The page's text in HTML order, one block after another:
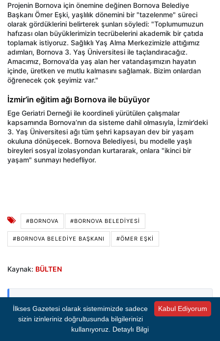
Projenin Bornova için önemine değinen Bornova Belediye
Başkanı Ömer Eşki, yaşlılık dönemini bir "tazelenme" süreci
olarak gördüklerini belirterek şunları söyledi: "Toplumumuzun
hafızası olan büyüklerimizin tecrübelerini akademik bir çatıda
toplamak istiyoruz. Sağlıklı Yaş Alma Merkezimizle attığımız
adımları, Bornova 3. Yaş Üniversitesi ile taçlandıracağız.
Amacımız, Bornova’da yaş alan her vatandaşımızın hayatın
içinde, üretken ve mutlu kalmasını sağlamak. Bizim onlardan
öğrenecek çok şeyimiz var."
İzmir’in eğitim ağı Bornova ile büyüyor
Ege Geriatri Derneği ile koordineli yürütülen çalışmalar
kapsamında Bornova’nın da sisteme dahil olmasıyla, İzmir’deki
3. Yaş Üniversitesi ağı tüm şehri kapsayan dev bir yaşam
okuluna dönüşecek. Bornova Belediyesi, bu modelle yaşlı
bireyleri sosyal izolasyondan kurtararak, onlara "ikinci bir
yaşam" sunmayı hedefliyor.
#BORNOVA #BORNOVA BELEDIYESI
#BORNOVA BELEDIYE BAŞKANI #ÖMER EŞKI
Kaynak: BÜLTEN
İlkses Gazetesi'nden sıcak gelişmeleri anında
öğrenmek için Google Haberler'de bizi takip edin!
Google News'te Abone Ol
Kabul Ediyorum
İlkses Gazetesi olarak sistemimizde sadece
sizin izinleriniz doğrultusunda bilgilerinizi
kullanıyoruz. Detaylı Bilgi